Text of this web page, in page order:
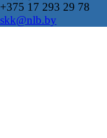
+375 17 293 29 78
skk@nlb.by